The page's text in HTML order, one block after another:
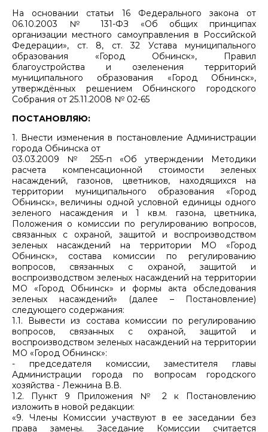
На основании статьи 16 Федерального закона от
06.10.2003 № 131-ФЗ «Об общих принципах
организации местного самоуправления в Российской
Федерации», ст. 8, ст. 32 Устава муниципального
образования «Город Обнинск», Правил
благоустройства и озеленения территорий
муниципального образования «Город Обнинск»,
утверждённых решением Обнинского городского
Собрания от 25.11.2008 № 02-65
ПОСТАНОВЛЯЮ:
1. Внести изменения в постановление Администрации
города Обнинска от
03.03.2009 № 255-п «Об утверждении Методики
расчета компенсационной стоимости зеленых
насаждений, газонов, цветников, находящихся на
территории муниципального образования «Город
Обнинск», величины одной условной единицы одного
зеленого насаждения и 1 кв.м. газона, цветника,
Положения о комиссии по регулированию вопросов,
связанных с охраной, защитой и воспроизводством
зеленых насаждений на территории МО «Город
Обнинск», состава комиссии по регулированию
вопросов, связанных с охраной, защитой и
воспроизводством зеленых насаждений на территории
МО «Город Обнинск» и формы акта обследования
зеленых насаждений» (далее – Постановление)
следующего содержания:
1.1. Вывести из состава комиссии по регулированию
вопросов, связанных с охраной, защитой и
воспроизводством зеленых насаждений на территории
МО «Город Обнинск»:
- председателя комиссии, заместителя главы
Администрации города по вопросам городского
хозяйства - Лежнина В.В.
1.2. Пункт 9 Приложения № 2 к Постановлению
изложить в новой редакции:
«9. Члены Комиссии участвуют в ее заседании без
права замены. Заседание Комиссии считается